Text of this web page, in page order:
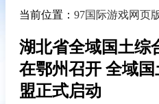
当前位置： 97国际游戏网页
湖北省全域国土综
在鄂州召开 全域
盟正式启动